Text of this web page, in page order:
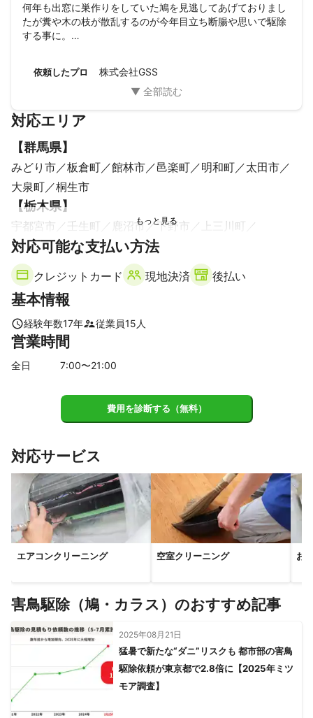
何年も出窓に巣作りをしていた鳩を見逃してあげておりまし
たが糞や木の枝が散乱するのが今年目立ち断腸や思いで駆除
する事に。
丁寧な説明で鳩の習性なども教えていただきました。
後片付けもキチンとされており、また何かあったらお願いし
依頼したプロ 株式会社GSS
対応エリア
【群馬県】
みどり市 板倉町 館林市 邑楽町 明和町
太田市
大泉町
桐生市
【栃木県】
宇都宮市 壬生町 鹿沼市 下野市
上三川町
高根沢町
芳賀町 真岡市 栃木市
小山市
塩谷町 益子町
野木町
日光市 足利市 茂木町 那珂川町
那須塩原市
【茨城県】
筑西市 桜川市
対応可能な支払い方法
クレジットカード 現地決済 後払い
基本情報
経験年数17年 従業員15 人
営業時間
全日 7:00〜21:00
費用を診断する（無料）
対応サービス
エアコンクリーニング 空室クリーニング お
害鳥駆除（鳩・カラス）のおすすめ記事
2025年08月21日
猛暑で新たな“ダニ”リスクも 都市部の害鳥
駆除依頼が東京都で2.8倍に【2025年ミツ
モア調査】